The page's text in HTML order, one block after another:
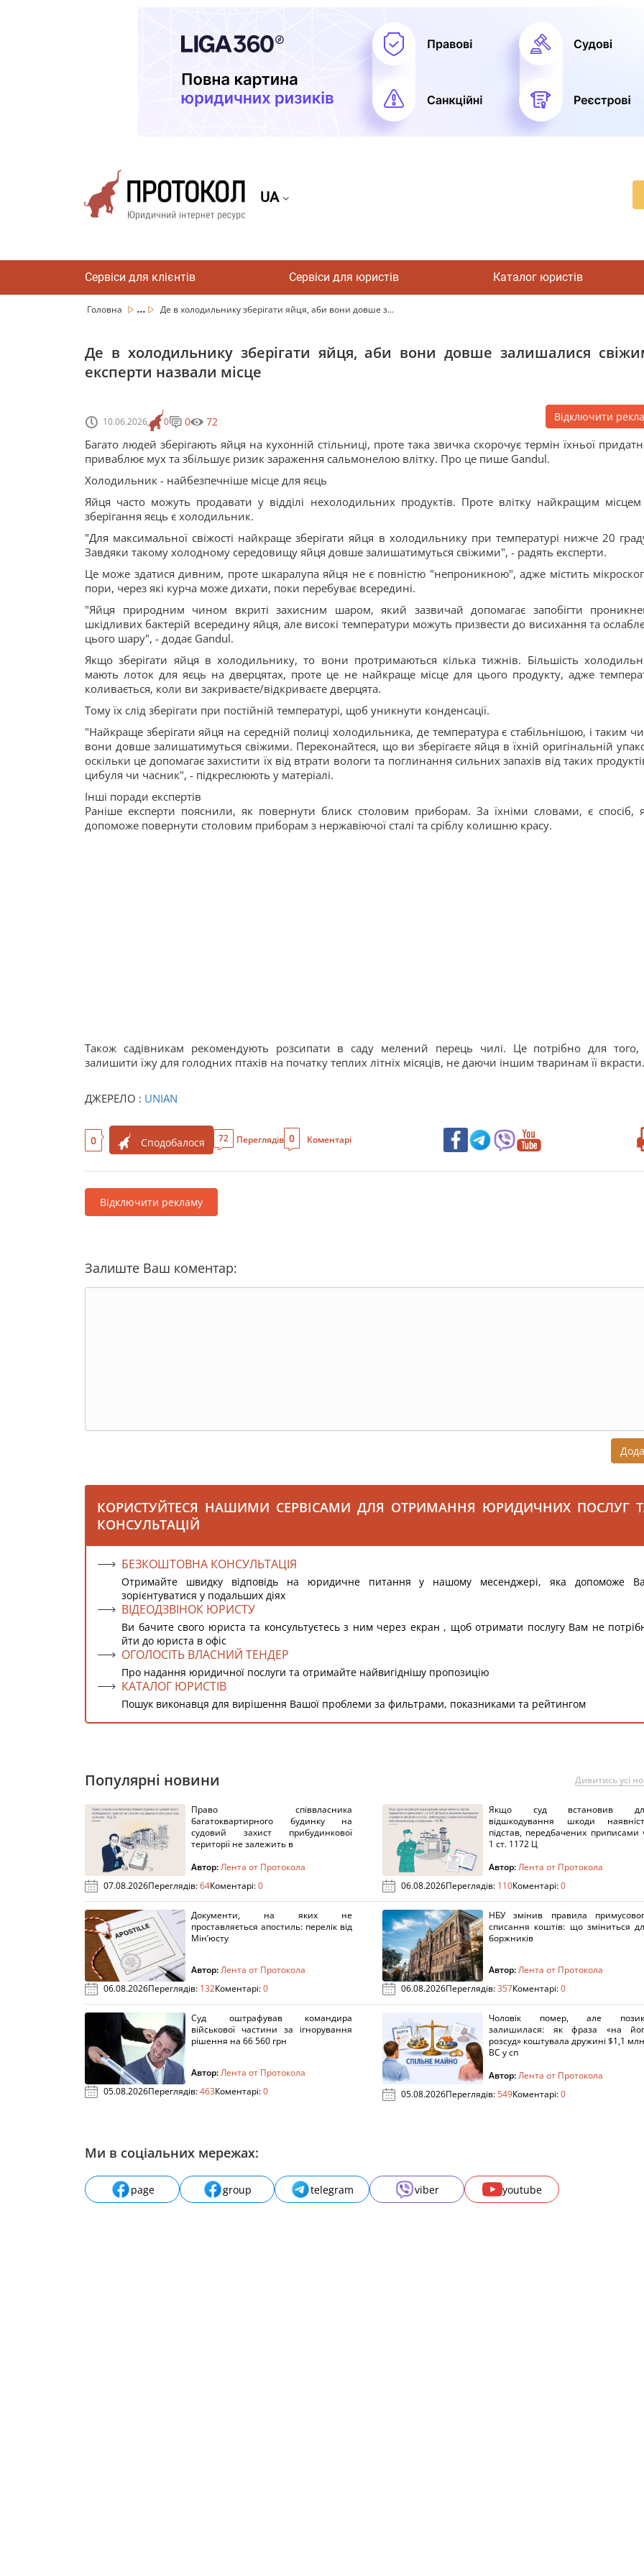
UA
Сервіси для клієнтів Сервіси для юристів Каталог юристів
Головна ... Де в холодильнику зберігати яйця, аби вони довше з...
Де в холодильнику зберігати яйця, аби вони довше залишалися
експерти назвали місце
10.06.2026 0 0 72 Відключити
Багато людей зберігають яйця на кухонній стільниці, проте така звичка скорочує термін їхньої
приваблює мух та збільшує ризик зараження сальмонелою влітку. Про це пише Gandul.
Холодильник - найбезпечніше місце для яєць
Яйця часто можуть продавати у відділі нехолодильних продуктів. Проте влітку найкращим
зберігання яєць є холодильник.
"Для максимальної свіжості найкраще зберігати яйця в холодильнику при температурі нижче 20
Завдяки такому холодному середовищу яйця довше залишатимуться свіжими", - радять експерти.
Це може здатися дивним, проте шкаралупа яйця не є повністю "непроникною", адже містить
пори, через які курча може дихати, поки перебуває всередині.
"Яйця природним чином вкриті захисним шаром, який зазвичай допомагає запобігти
шкідливих бактерій всередину яйця, але високі температури можуть призвести до висихання та
цього шару", - додає Gandul.
Якщо зберігати яйця в холодильнику, то вони протримаються кілька тижнів. Більшість
мають лоток для яєць на дверцятах, проте це не найкраще місце для цього продукту, адже
коливається, коли ви закриваєте/відкриваєте дверцята.
Тому їх слід зберігати при постійній температурі, щоб уникнути конденсації.
"Найкраще зберігати яйця на середній полиці холодильника, де температура є стабільнішою, і таким
вони довше залишатимуться свіжими. Переконайтеся, що ви зберігаєте яйця в їхній оригінальній
оскільки це допомагає захистити їх від втрати вологи та поглинання сильних запахів від таких
цибуля чи часник", - підкреслюють у матеріалі.
Інші поради експертів
Раніше експерти пояснили, як повернути блиск столовим приборам. За їхніми словами, є спосіб,
допоможе повернути столовим приборам з нержавіючої сталі та сріблу колишню красу.
Також садівникам рекомендують розсипати в саду мелений перець чилі. Це потрібно для того,
залишити їжу для голодних птахів на початку теплих літніх місяців, не даючи іншим тваринам її вкрасти.
ДЖЕРЕЛО : UNIAN
0 Сподобалося 72 Переглядів 0 Коментарі
Відключити рекламу
Залиште Ваш коментар:
КОРИСТУЙТЕСЯ НАШИМИ СЕРВІСАМИ ДЛЯ ОТРИМАННЯ ЮРИДИЧНИХ ПОСЛУГ
КОНСУЛЬТАЦІЙ
БЕЗКОШТОВНА КОНСУЛЬТАЦІЯ
Отримайте швидку відповідь на юридичне питання у нашому месенджері, яка допоможе
зорієнтуватися у подальших діях
ВІДЕОДЗВІНОК ЮРИСТУ
Ви бачите свого юриста та консультуєтесь з ним через екран , щоб отримати послугу Вам не
йти до юриста в офіс
ОГОЛОСІТЬ ВЛАСНИЙ ТЕНДЕР
Про надання юридичної послуги та отримайте найвигіднішу пропозицію
КАТАЛОГ ЮРИСТІВ
Пошук виконавця для вирішення Вашої проблеми за фильтрами, показниками та рейтингом
Популярні новини Дивитись усі
Право співвласника
багатоквартирного будинку на
судовий захист прибудинкової
території не залежить в
Автор:Лента от Протокола
07.08.2026Переглядів:64Коментарі:0
Якщо суд встановив
відшкодування шкоди
підстав, передбачених приписами
1 ст. 1172 Ц
Автор:Лента от Протокола
06.08.2026Переглядів: 110Коментарі:0
Документи, на яких не
проставляється апостиль: перелік від
Мін’юсту
Автор:Лента от Протокола
06.08.2026Переглядів: 132Коментарі:0
НБУ змінив правила
списання коштів: що зміниться
боржників
Автор:Лента от Протокола
06.08.2026Переглядів:357Коментарі:0
Суд оштрафував командира
військової частини за ігнорування
рішення на 66 560 грн
Автор:Лента от Протокола
05.08.2026Переглядів:463Коментарі:0
Чоловік помер, але
залишилася: як фраза «на
розсуд» коштувала дружині $1,1
ВС у сп
Автор:Лента от Протокола
05.08.2026Переглядів:549Коментарі:0
Ми в соціальних мережах:
page group telegram viber youtube